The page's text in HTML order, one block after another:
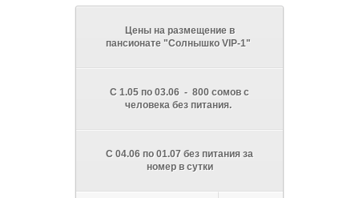
Цены на размещение в
пансионате "Cолнышко VIP-1"
C 1.05 по 03.06 - 800 сомов с
человека без питания.
С 04.06 по 01.07 без питания за
номер в сутки